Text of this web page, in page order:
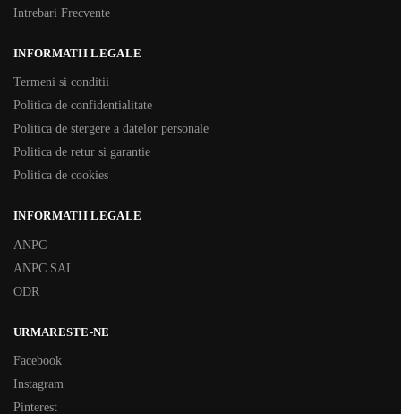
Intrebari Frecvente
INFORMATII LEGALE
Termeni si conditii
Politica de confidentialitate
Politica de stergere a datelor personale
Politica de retur si garantie
Politica de cookies
INFORMATII LEGALE
ANPC
ANPC SAL
ODR
URMARESTE-NE
Facebook
Instagram
Pinterest